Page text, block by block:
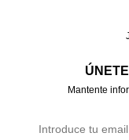
Mantente